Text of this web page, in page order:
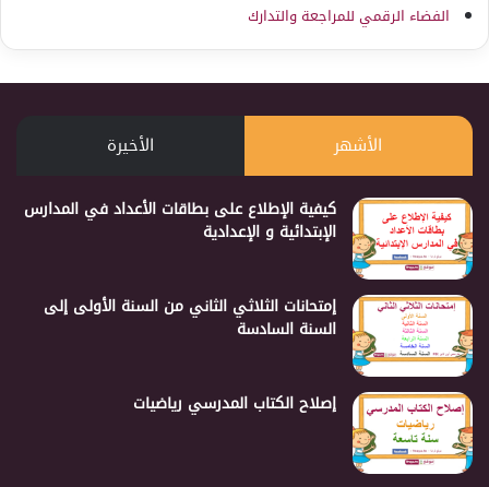
الفضاء الرقمي للمراجعة والتدارك
الأشهر الأخيرة
كيفية الإطلاع على بطاقات الأعداد في المدارس
الإبتدائية و الإعدادية
إمتحانات الثلاثي الثاني من السنة الأولى إلى
السنة السادسة
إصلاح الكتاب المدرسي رياضيات